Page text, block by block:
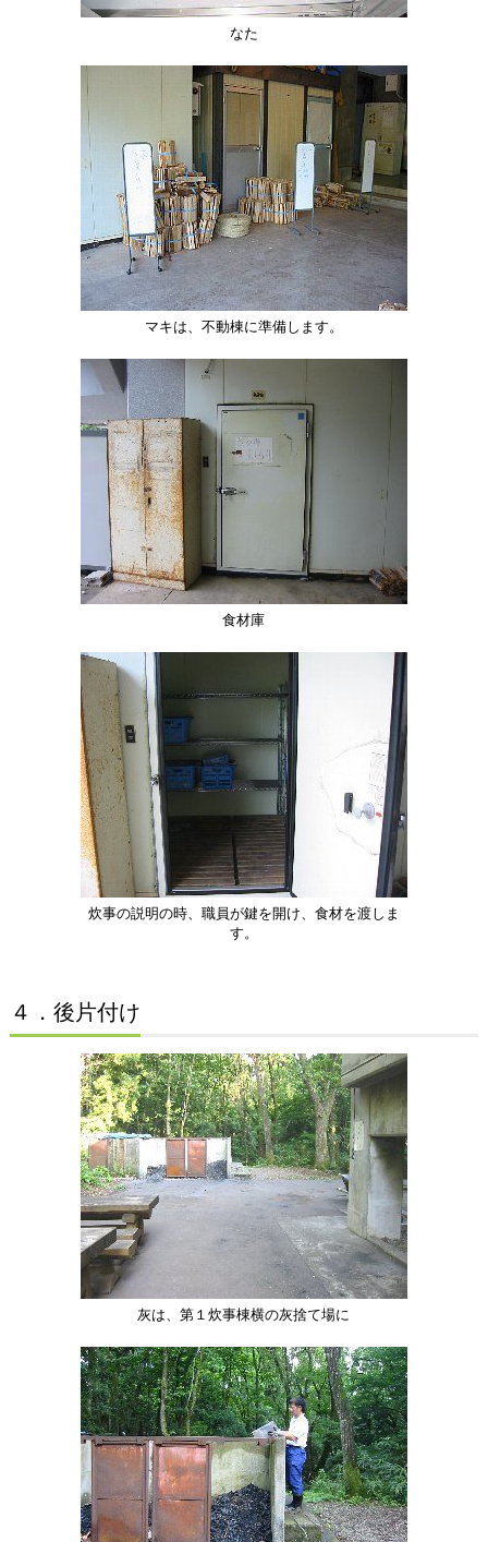
なた
マキは、不動棟に準備します。
食材庫
炊事の説明の時、職員が鍵を開け、食材を渡しま
す。
４．後片付け
灰は、第１炊事棟横の灰捨て場に